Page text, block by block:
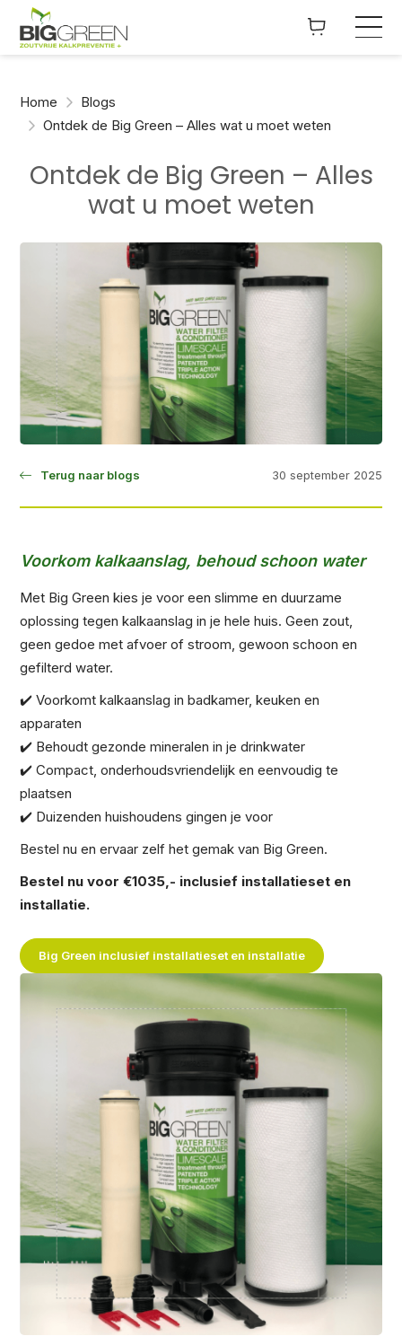
Home
Blogs
Ontdek de Big Green – Alles wat u moet weten
Ontdek de Big Green – Alles
wat u moet weten
Terug naar blogs 30 september 2025
Voorkom kalkaanslag, behoud schoon water
Met Big Green kies je voor een slimme en duurzame
oplossing tegen kalkaanslag in je hele huis. Geen zout,
geen gedoe met afvoer of stroom, gewoon schoon en
gefilterd water.
✔️ Voorkomt kalkaanslag in badkamer, keuken en
apparaten
✔️ Behoudt gezonde mineralen in je drinkwater
✔️ Compact, onderhoudsvriendelijk en eenvoudig te
plaatsen
✔️ Duizenden huishoudens gingen je voor
Bestel nu en ervaar zelf het gemak van Big Green.
Bestel nu voor €1035,- inclusief installatieset en
installatie.
Big Green inclusief installatieset en installatie